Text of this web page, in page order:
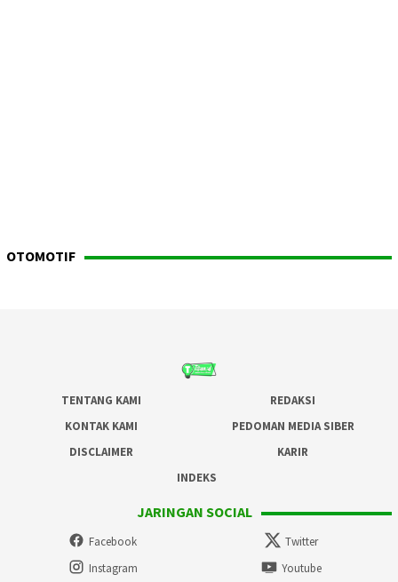
OTOMOTIF
TENTANG KAMI
REDAKSI
KONTAK KAMI
PEDOMAN MEDIA SIBER
DISCLAIMER
KARIR
INDEKS
JARINGAN SOCIAL
Facebook
Twitter
Instagram
Youtube